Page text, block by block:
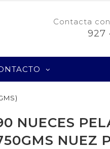
Contacta
927
NUECES
NUEZ